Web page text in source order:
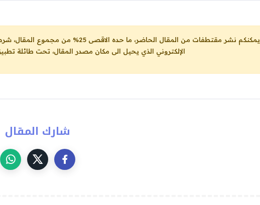
يمكنكم نشر مقتطفات من المقال الحاضر، ما حده الاقصى 25% من مجموع المقال، شرط: ذكر اسم المؤلف والناشر ووضع رابط
الإلكتروني الذي يحيل الى مكان مصدر المقال، تحت طائلة
شارك المقال